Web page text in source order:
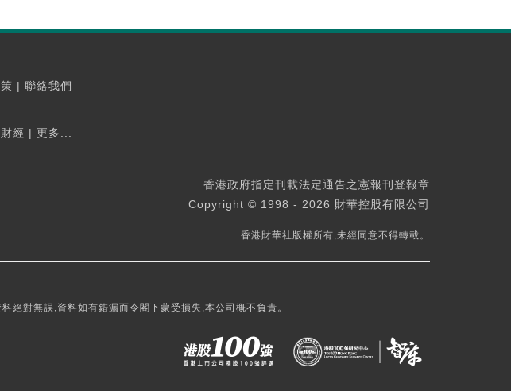
| 聯絡我們
經 | 更多...
香港政府指定刊載法定通告之憲報刊登報章
Copyright © 1998 - 2026 財華控股有限公司
香港財華社版權所有,未經同意不得轉載。
絕對無誤,資料如有錯漏而令閣下蒙受損失,本公司概不負責。